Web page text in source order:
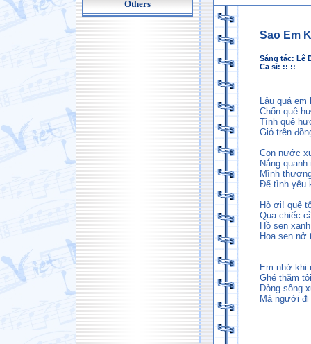
Others
Sao Em
Sáng tác: Lê
Ca sĩ: :: ::
Lâu quá em
Chốn quê
Tình quê
Gió trên
Con nước
Nắng
Mình
Để tình yêu
Hò ơi! quê
Qua chiếc
Hồ sen
Hoa sen nở
Em nhớ khi
Ghé thăm
Dòng sông
Mà người